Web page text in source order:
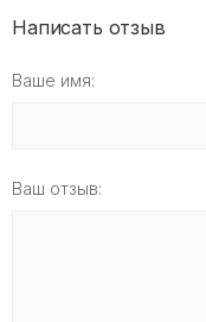
Написать отзыв
Ваше имя:
Ваш отзыв: